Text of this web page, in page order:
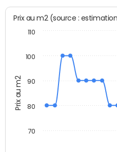
Prix au m2
Prix au m2 (source :
70
80
90
100
110